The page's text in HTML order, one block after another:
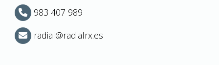
983 407 989
radial
radialrx.es